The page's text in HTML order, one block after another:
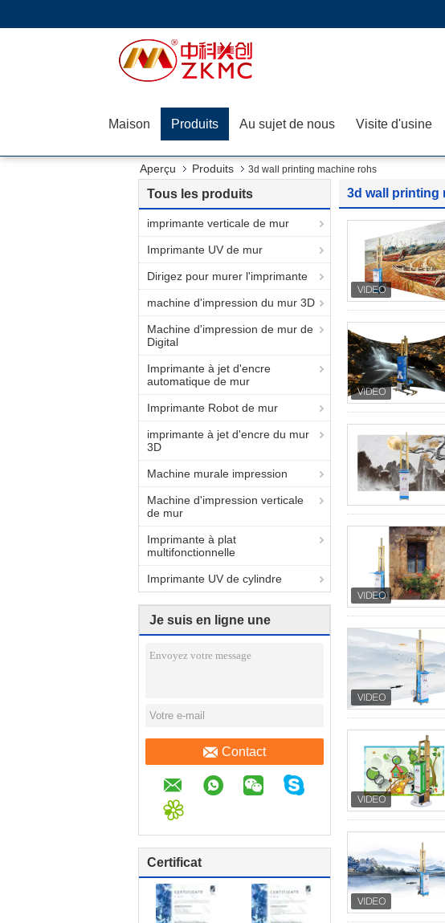
Maison Produits Au sujet de nous Visite d'usine
Aperçu Produits 3d wall printing machine rohs
Tous les produits
imprimante verticale de mur
Imprimante UV de mur
Dirigez pour murer l'imprimante
machine d'impression du mur 3D
Machine d'impression de mur de
Digital
Imprimante à jet d'encre
automatique de mur
Imprimante Robot de mur
imprimante à jet d'encre du mur
3D
Machine murale impression
Machine d'impression verticale
de mur
Imprimante à plat
multifonctionnelle
Imprimante UV de cylindre
Je suis en ligne une
Contact
Certificat
3d wall printing